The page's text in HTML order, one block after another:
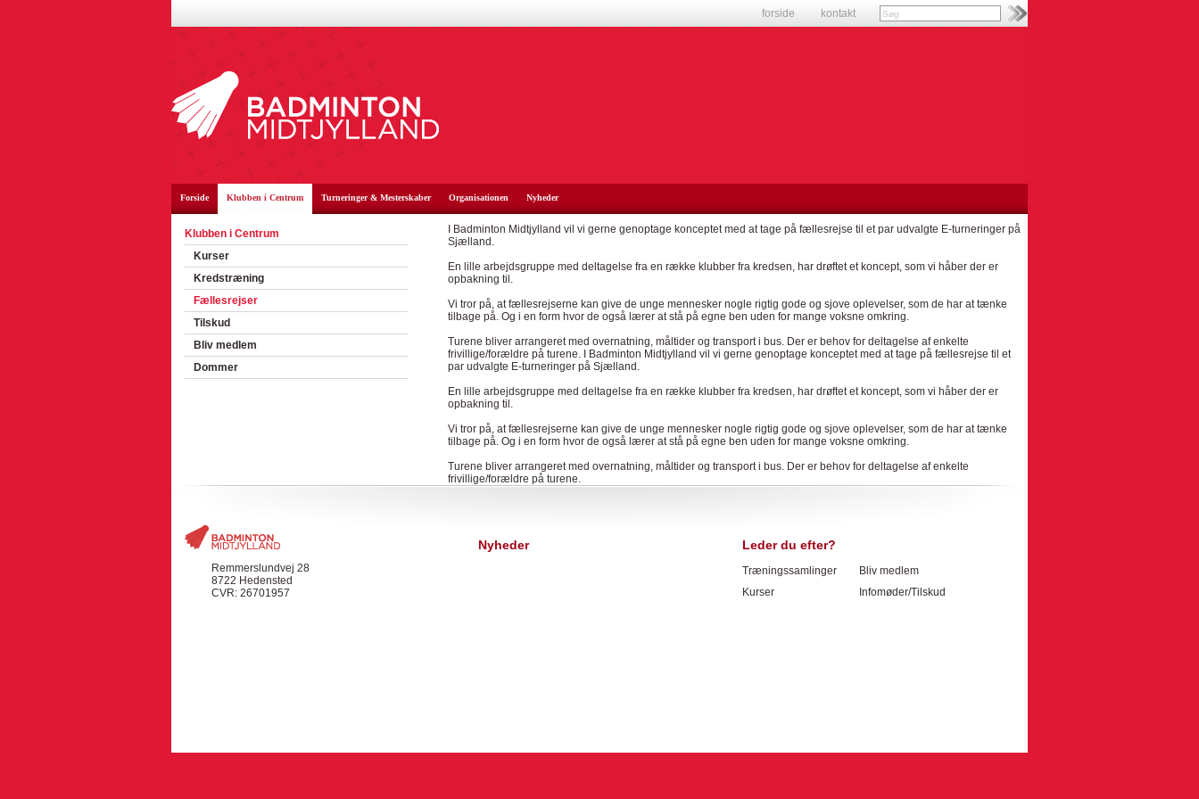
kontakt
forside
Forside Klubben i Centrum Turneringer & Mesterskaber Organisationen Nyheder
Klubben i Centrum
Kurser
Kredstræning
Fællesrejser
Tilskud
Bliv medlem
Dommer
I Badminton Midtjylland vil vi gerne genoptage konceptet med at tage på fællesrejse til et par udvalgte E-turneringer på
Sjælland.
En lille arbejdsgruppe med deltagelse fra en række klubber fra kredsen, har drøftet et koncept, som vi håber der er
opbakning til.
Vi tror på, at fællesrejserne kan give de unge mennesker nogle rigtig gode og sjove oplevelser, som de har at tænke
tilbage på. Og i en form hvor de også lærer at stå på egne ben uden for mange voksne omkring.
Turene bliver arrangeret med overnatning, måltider og transport i bus. Der er behov for deltagelse af enkelte
frivillige/forældre på turene.
I Badminton Midtjylland vil vi gerne genoptage konceptet med at tage på fællesrejse til et
par udvalgte E-turneringer på Sjælland.
En lille arbejdsgruppe med deltagelse fra en række klubber fra kredsen, har drøftet et koncept, som vi håber der er
opbakning til.
Vi tror på, at fællesrejserne kan give de unge mennesker nogle rigtig gode og sjove oplevelser, som de har at tænke
tilbage på. Og i en form hvor de også lærer at stå på egne ben uden for mange voksne omkring.
Turene bliver arrangeret med overnatning, måltider og transport i bus. Der er behov for deltagelse af enkelte
frivillige/forældre på turene.
Remmerslundvej 28
8722 Hedensted
CVR: 26701957
Nyheder Leder du efter?
Træningssamlinger
Kurser
Bliv medlem
Infomøder/Tilskud